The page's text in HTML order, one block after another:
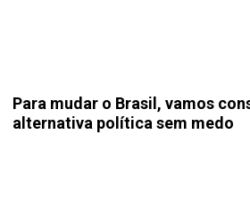
Para mudar o Brasil, vamos
alternativa política sem medo